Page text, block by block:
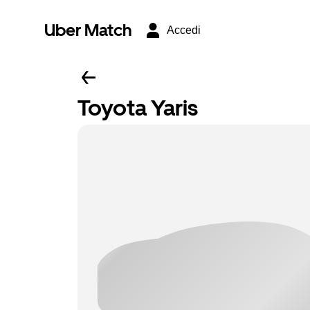
Uber Match Accedi
Toyota Yaris